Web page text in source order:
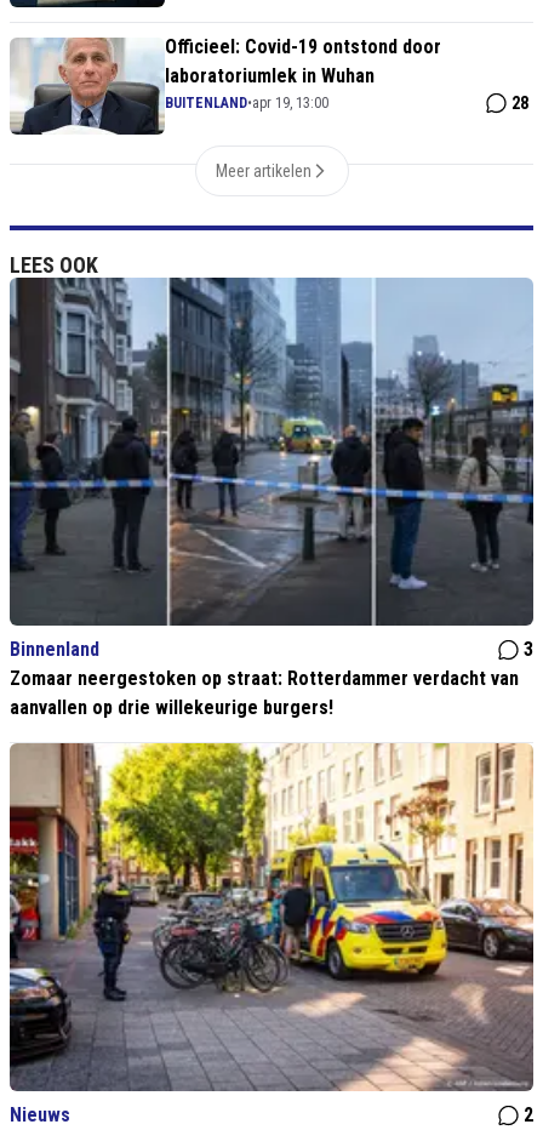
Officieel: Covid-19 ontstond door
laboratoriumlek in Wuhan
BUITENLAND•apr 19, 13:00 28
Meer artikelen
LEES OOK
Binnenland
3
Zomaar neergestoken op straat: Rotterdammer verdacht van
aanvallen op drie willekeurige burgers!
Nieuws
2